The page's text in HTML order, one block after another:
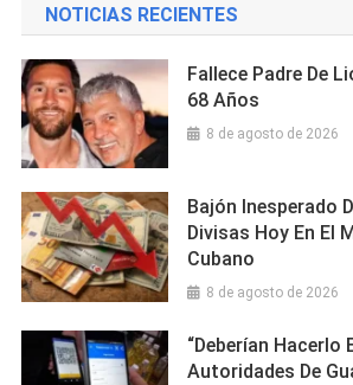
NOTICIAS RECIENTES
Fallece Padre De
68 Años
8 de agosto de 2026
Bajón Inesperado
Divisas Hoy En El
Cubano
8 de agosto de 2026
“Deberían Hacerlo
Autoridades De